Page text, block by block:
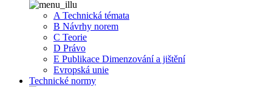
A Technická témata
B Návrhy norem
C Teorie
D Právo
E Publikace Dimenzování a jištění
Evropská unie
Technické normy